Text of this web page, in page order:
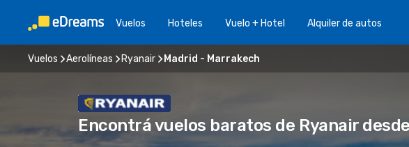
Vuelos Hoteles Vuelo + Hotel Alquiler de autos
Vuelos Aerolíneas Ryanair Madrid - Marrakech
Encontrá vuelos baratos de Ryanair